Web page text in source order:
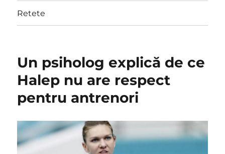
Retete
Un psiholog explică de ce
Halep nu are respect
pentru antrenori